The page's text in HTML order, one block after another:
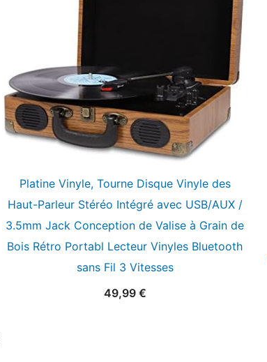
Platine Vinyle, Tourne Disque Vinyle des
Haut-Parleur Stéréo Intégré avec USB/AUX /
3.5mm Jack Conception de Valise à Grain de
Bois Rétro Portabl Lecteur Vinyles Bluetooth
sans Fil 3 Vitesses
49,99 €